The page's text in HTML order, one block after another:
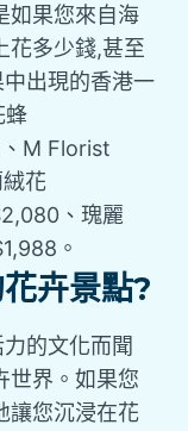
如果您來自海
花多少錢,甚至
出現的香港一
蜂
M Florist
花
、瑰麗
。
卉景點?
的文化而聞
世界。如果您
讓您沉浸在花